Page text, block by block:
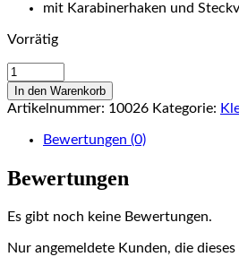
mit Karabinerhaken und
Vorrätig
Schlüsselband
Menge
In den Warenkorb
Artikelnummer: 10026 Kategorie:
Bewertungen (0)
Bewertungen
Es gibt noch keine Bewertungen.
Nur angemeldete Kunden, die